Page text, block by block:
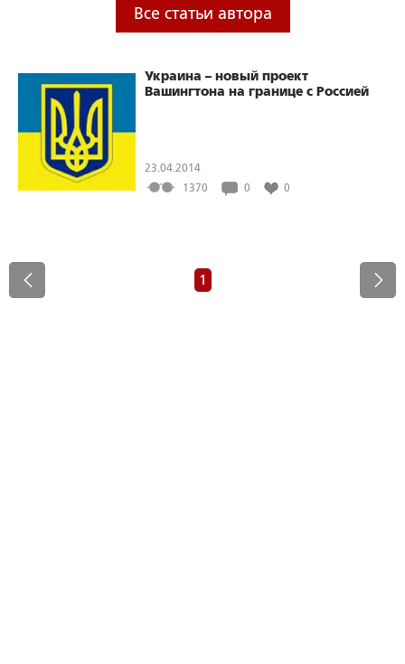
Все статьи автора
Украина – новый проект
Вашингтона на границе с Россией
23.04.2014
1370
0 0
1